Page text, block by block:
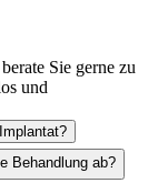
Sie gerne zu
und
Behandlung ab?